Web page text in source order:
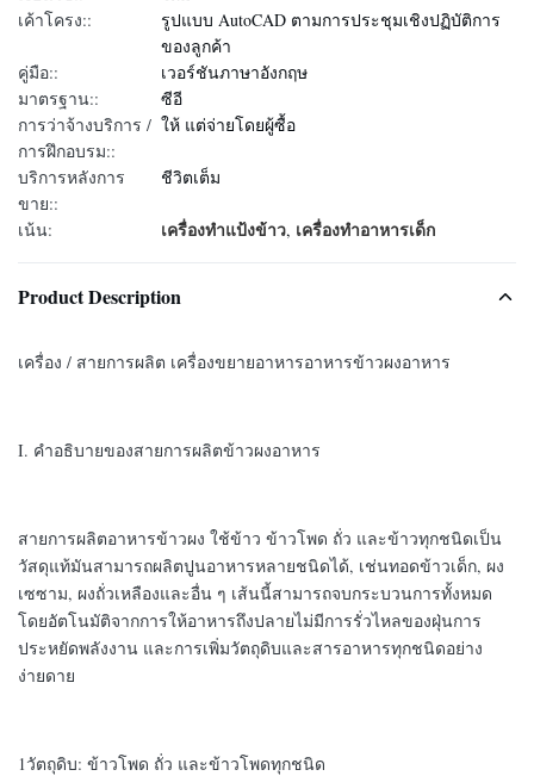
เค้าโครง::
รูปแบบ AutoCAD ตามการประชุมเชิงปฏิบัติการ
ของลูกค้า
คู่มือ::
เวอร์ชันภาษาอังกฤษ
มาตรฐาน::
ซีอี
การว่าจ้างบริการ /
การฝึกอบรม::
ให้ แต่จ่ายโดยผู้ซื้อ
บริการหลังการ
ขาย::
ชีวิตเต็ม
เน้น: เครื่องทำแป้งข้าว, เครื่องทำอาหารเด็ก
Product Description
เครื่อง / สายการผลิต เครื่องขยายอาหารอาหารข้าวผงอาหาร
I. คําอธิบายของสายการผลิตข้าวผงอาหาร
สายการผลิตอาหารข้าวผง ใช้ข้าว ข้าวโพด ถั่ว และข้าวทุกชนิดเป็น
วัสดุแท้มันสามารถผลิตปูนอาหารหลายชนิดได้, เช่นทอดข้าวเด็ก, ผง
เซซาม, ผงถั่วเหลืองและอื่น ๆ เส้นนี้สามารถจบกระบวนการทั้งหมด
โดยอัตโนมัติจากการให้อาหารถึงปลายไม่มีการรั่วไหลของฝุ่นการ
ประหยัดพลังงาน และการเพิ่มวัตถุดิบและสารอาหารทุกชนิดอย่าง
ง่ายดาย
1วัตถุดิบ: ข้าวโพด ถั่ว และข้าวโพดทุกชนิด